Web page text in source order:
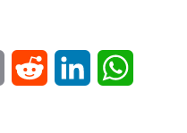
Email Reddit LinkedIn